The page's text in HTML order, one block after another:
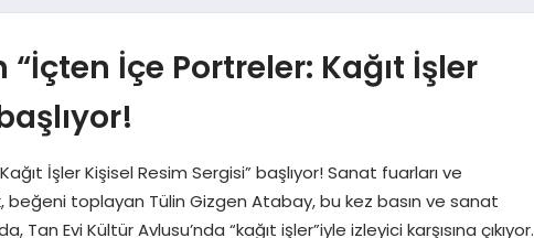
“İçten İçe Portreler: Kağıt İşler
İşler Kişisel Resim Sergisi” başlıyor! Sanat fuarları ve
beğeni toplayan Tülin Gizgen Atabay, bu kez basın ve sanat
Tan Evi Kültür Avlusu’nda “kağıt işler”iyle izleyici karşısına çıkıyor.